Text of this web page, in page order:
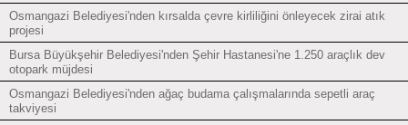
Osmangazi Belediyesi'nden kırsalda çevre kirliliğini önleyecek zirai atık
projesi
Bursa Büyükşehir Belediyesi'nden Şehir Hastanesi'ne 1.250 araçlık dev
otopark müjdesi
Osmangazi Belediyesi'nden ağaç budama çalışmalarında sepetli araç
takviyesi